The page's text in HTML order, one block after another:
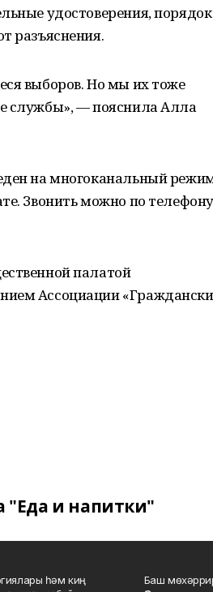
удостоверения, порядок
разъяснения.
выборов. Но мы их тоже
службы», — пояснила Алла
на многоканальный
Звонить можно по
палатой
Ассоциации
"Еда и напитки"
һәм киң
Баш